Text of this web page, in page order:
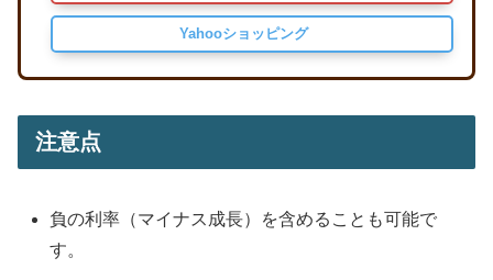
Yahooショッピング
注意点
負の利率（マイナス成長）を含めることも可能で
す。